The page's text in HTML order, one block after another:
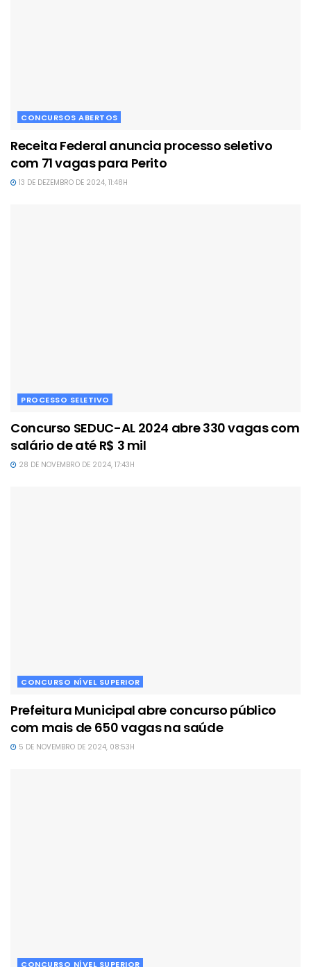
CONCURSOS ABERTOS
Receita Federal anuncia processo seletivo
com 71 vagas para Perito
13 DE DEZEMBRO DE 2024, 11:48H
PROCESSO SELETIVO
Concurso SEDUC-AL 2024 abre 330 vagas com
salário de até R$ 3 mil
28 DE NOVEMBRO DE 2024, 17:43H
CONCURSO NÍVEL SUPERIOR
Prefeitura Municipal abre concurso público
com mais de 650 vagas na saúde
5 DE NOVEMBRO DE 2024, 08:53H
CONCURSO NÍVEL SUPERIOR